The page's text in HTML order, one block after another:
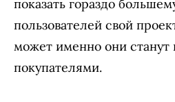
показать гораздо
пользователей свой
может именно они
покупателями.